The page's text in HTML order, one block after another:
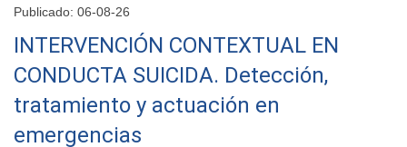
Publicado: 06-08-26
INTERVENCIÓN CONTEXTUAL EN
CONDUCTA SUICIDA. Detección,
tratamiento y actuación en
emergencias